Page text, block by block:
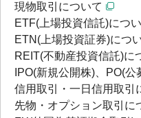
現物取引について
ETF(上場投資信託)につ
ETN(上場投資証券)につ
REIT(不動産投資信託)に
IPO(新規公開株)、PO(
信用取引・一日信用取引
先物・オプション取引に